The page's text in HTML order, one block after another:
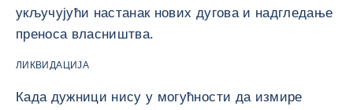
укључујући настанак нових дугова и надгледање
преноса власништва.
ЛИКВИДАЦИЈА
Када дужници нису у могућности да измире